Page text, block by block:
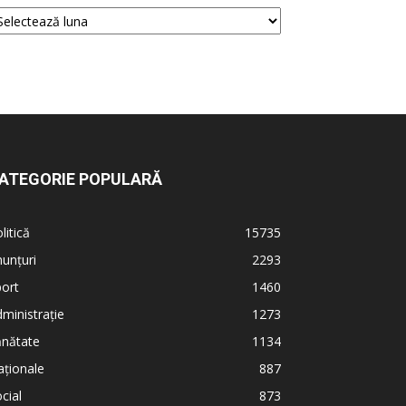
POPULARĂ
15735
2293
1460
1273
1134
887
873